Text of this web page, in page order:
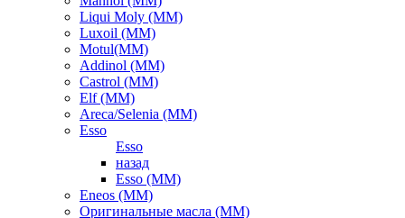
Liqui Moly (ММ)
Luxoil (ММ)
Motul(ММ)
Addinol (ММ)
Castrol (ММ)
Elf (ММ)
Areca/Selenia (ММ)
Esso
Esso
назад
Esso (ММ)
Eneos (ММ)
Оригинальные масла (ММ)